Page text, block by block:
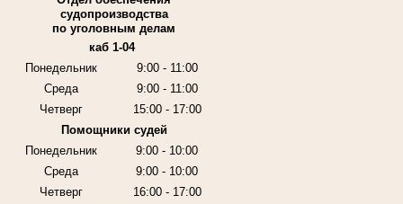
судопроизводства
по уголовным делам
каб 1-04
Понедельник
9:00 - 11:00
Среда
9:00 - 11:00
Четверг
15:00 - 17:00
Помощники судей
Понедельник
9:00 - 10:00
Среда
9:00 - 10:00
Четверг
16:00 - 17:00